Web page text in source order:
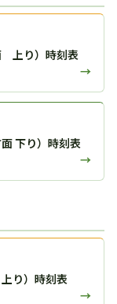
上り）時刻表
→
下り）時刻表
→
り）時刻表
→